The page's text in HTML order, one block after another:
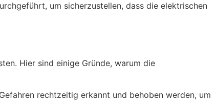
um sicherzustellen, dass die elektrischen
Hier sind einige Gründe, warum die
rechtzeitig erkannt und behoben werden, um